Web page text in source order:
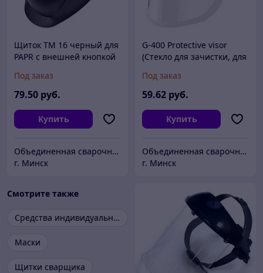
Щиток TM 16 черный для
PAPR с внешней кнопкой
Под заказ
79.50 руб.
Купить
Объединенная сварочная компания
г. Минск
G-400 Protective visor
(Cтекло для зачистки, для
Под заказ
59.62 руб.
Купить
Объединенная сварочная компания
г. Минск
Смотрите также
Средства индивидуальной защиты и спецодежда
Маски
Щитки сварщика